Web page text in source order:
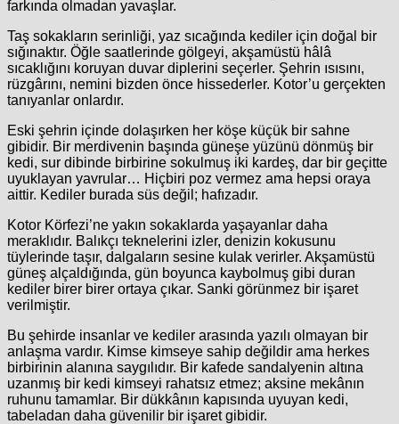
farkında olmadan yavaşlar.
Taş sokakların serinliği, yaz sıcağında kediler için doğal bir
sığınaktır. Öğle saatlerinde gölgeyi, akşamüstü hâlâ
sıcaklığını koruyan duvar diplerini seçerler. Şehrin ısısını,
rüzgârını, nemini bizden önce hissederler. Kotor’u gerçekten
tanıyanlar onlardır.
Eski şehrin içinde dolaşırken her köşe küçük bir sahne
gibidir. Bir merdivenin başında güneşe yüzünü dönmüş bir
kedi, sur dibinde birbirine sokulmuş iki kardeş, dar bir geçitte
uyuklayan yavrular… Hiçbiri poz vermez ama hepsi oraya
aittir. Kediler burada süs değil; hafızadır.
Kotor Körfezi’ne yakın sokaklarda yaşayanlar daha
meraklıdır. Balıkçı teknelerini izler, denizin kokusunu
tüylerinde taşır, dalgaların sesine kulak verirler. Akşamüstü
güneş alçaldığında, gün boyunca kaybolmuş gibi duran
kediler birer birer ortaya çıkar. Sanki görünmez bir işaret
verilmiştir.
Bu şehirde insanlar ve kediler arasında yazılı olmayan bir
anlaşma vardır. Kimse kimseye sahip değildir ama herkes
birbirinin alanına saygılıdır. Bir kafede sandalyenin altına
uzanmış bir kedi kimseyi rahatsız etmez; aksine mekânın
ruhunu tamamlar. Bir dükkânın kapısında uyuyan kedi,
tabeladan daha güvenilir bir işaret gibidir.